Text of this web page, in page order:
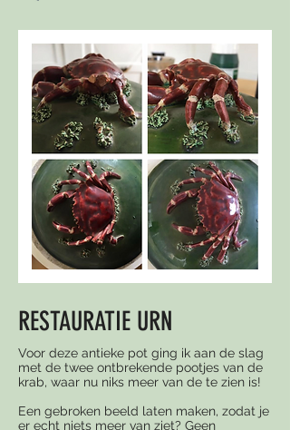
RESTAURATIE URN
Voor deze antieke pot ging ik aan de slag
met de twee ontbrekende pootjes van de
krab, waar nu niks meer van de te zien is!
Een gebroken beeld laten maken, zodat je
er echt niets meer van ziet? Geen